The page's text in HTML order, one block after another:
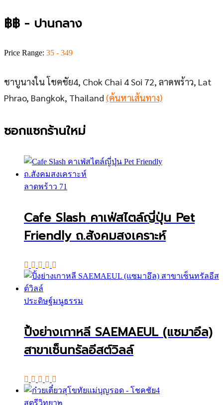
฿฿ - ปานกลาง
Price Range: 35 - 349
ชาบูนางใน โชคชัย4, Chok Chai 4 Soi 72, ลาดพร้าว, Lat
Phrao, Bangkok, Thailand (ค้นหาเส้นทาง)
ซอกแซกร้านใหม่
ลาดพร้าว 71
Cafe Slash คาเฟ่สไตล์ญี่ปุ่น Pet
Friendly ถ.สังคมสงเคราะห์
ประดิษฐ์มนูธรรม
ปิ้งย่างเกาหลี SAEMAEUL (แซมาอึล)
สาขาเซ็นทรัลอีสต์วิลล์
สตรีวิทยา๒